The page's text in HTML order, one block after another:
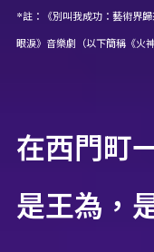
*註：《別叫我成功：藝術界
眼淚》音樂劇（以下簡稱《火
在西門町
是王為，